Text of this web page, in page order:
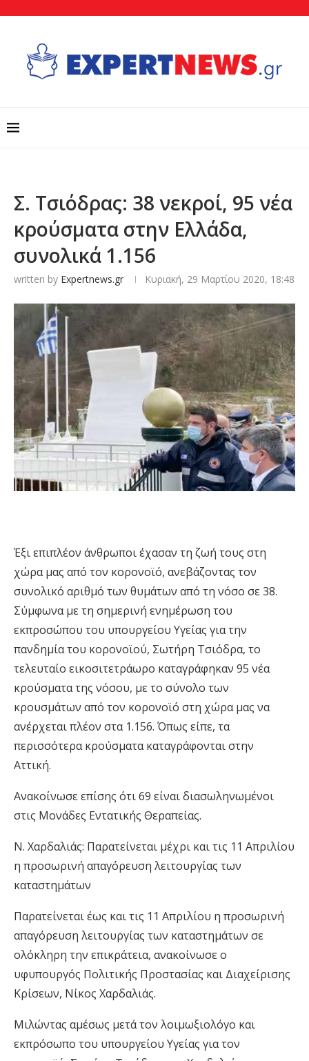
Σ. Τσιόδρας: 38 νεκροί, 95 νέα
κρούσματα στην Ελλάδα,
συνολικά 1.156
written by Expertnews.gr Κυριακή, 29 Μαρτίου 2020, 18:48
Έξι επιπλέον άνθρωποι έχασαν τη ζωή τους στη
χώρα μας από τον κορονοϊό, ανεβάζοντας τον
συνολικό αριθμό των θυμάτων από τη νόσο σε 38.
Σύμφωνα με τη σημερινή ενημέρωση του
εκπροσώπου του υπουργείου Υγείας για την
πανδημία του κορονοϊού, Σωτήρη Τσιόδρα, το
τελευταίο εικοσιτετράωρο καταγράφηκαν 95 νέα
κρούσματα της νόσου, με το σύνολο των
κρουσμάτων από τον κορονοϊό στη χώρα μας να
ανέρχεται πλέον στα 1.156. Όπως είπε, τα
περισσότερα κρούσματα καταγράφονται στην
Αττική.
Ανακοίνωσε επίσης ότι 69 είναι διασωληνωμένοι
στις Μονάδες Εντατικής Θεραπείας.
Ν. Χαρδαλιάς: Παρατείνεται μέχρι και τις 11 Απριλίου
η προσωρινή απαγόρευση λειτουργίας των
καταστημάτων
Παρατείνεται έως και τις 11 Απριλίου η προσωρινή
απαγόρευση λειτουργίας των καταστημάτων σε
ολόκληρη την επικράτεια, ανακοίνωσε ο
υφυπουργός Πολιτικής Προστασίας και Διαχείρισης
Κρίσεων, Νίκος Χαρδαλιάς.
Μιλώντας αμέσως μετά τον λοιμωξιολόγο και
εκπρόσωπο του υπουργείου Υγείας για τον